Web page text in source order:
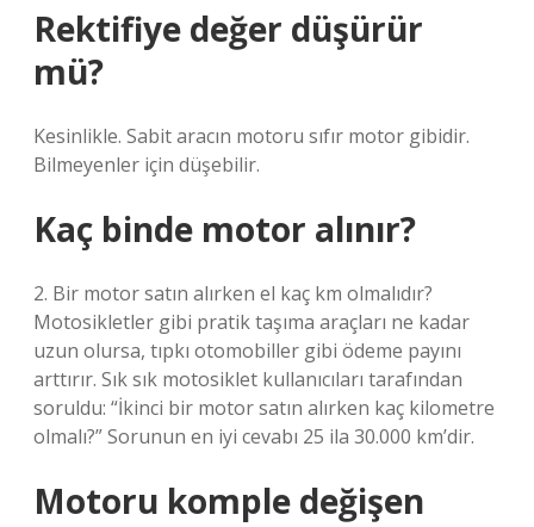
Rektifiye değer düşürür
mü?
Kesinlikle. Sabit aracın motoru sıfır motor gibidir.
Bilmeyenler için düşebilir.
Kaç binde motor alınır?
2. Bir motor satın alırken el kaç km olmalıdır?
Motosikletler gibi pratik taşıma araçları ne kadar
uzun olursa, tıpkı otomobiller gibi ödeme payını
arttırır. Sık sık motosiklet kullanıcıları tarafından
soruldu: “İkinci bir motor satın alırken kaç kilometre
olmalı?” Sorunun en iyi cevabı 25 ila 30.000 km’dir.
Motoru komple değişen